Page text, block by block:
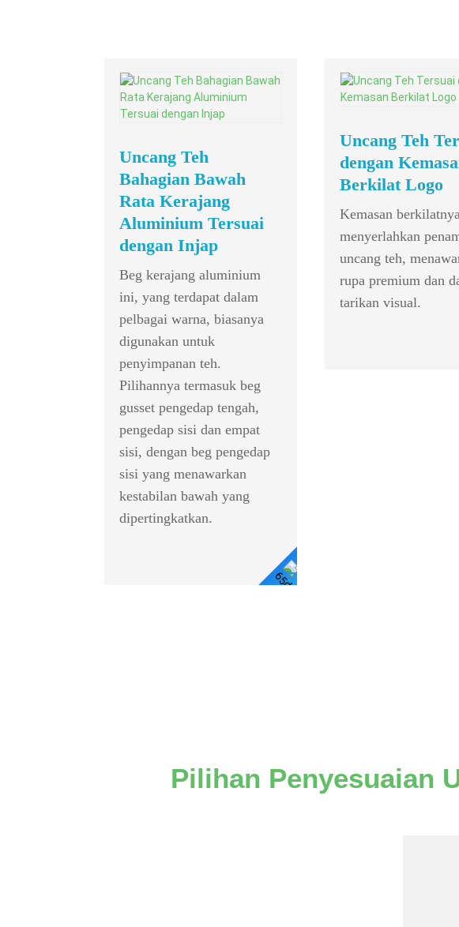
Uncang Teh
Bahagian Bawah
Rata Kerajang
Aluminium Tersuai
dengan Injap
Beg kerajang aluminium
ini, yang terdapat dalam
pelbagai warna, biasanya
digunakan untuk
penyimpanan teh.
Pilihannya termasuk beg
gusset pengedap tengah,
pengedap sisi dan empat
sisi, dengan beg pengedap
sisi yang menawarkan
kestabilan bawah yang
dipertingkatkan.
Uncang Teh
dengan
Berkilat Logo
Kemasan
menyerlahkan
uncang teh,
rupa premium dan
tarikan visual.
Pilihan Penyesuaian